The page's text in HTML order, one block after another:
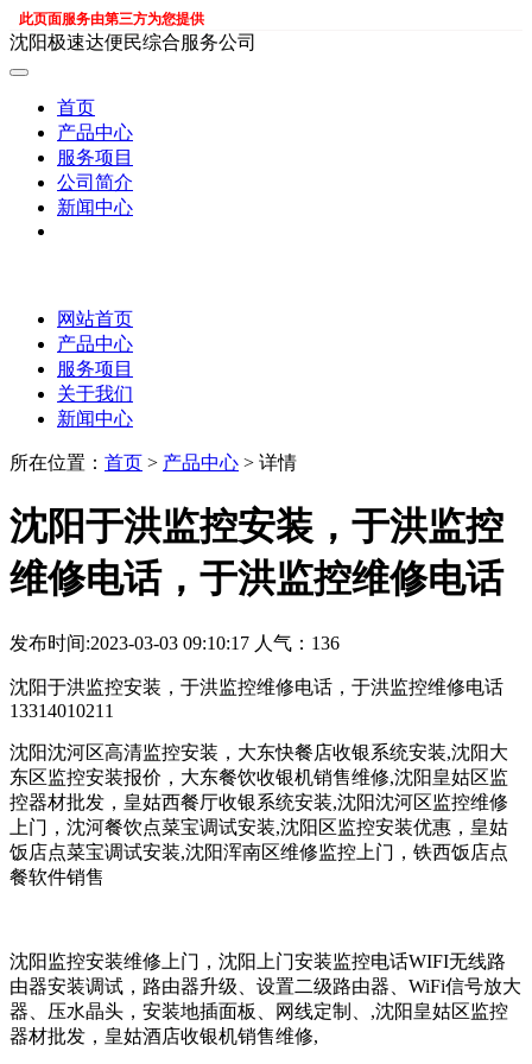
此页面服务由第三方为您提供
沈阳极速达便民综合服务公司
首页
产品中心
服务项目
公司简介
新闻中心
网站首页
产品中心
服务项目
关于我们
新闻中心
所在位置： 首页 > 产品中心 > 详情
沈阳于洪监控安装，于洪监控
维修电话，于洪监控维修电话
发布时间:2023-03-03 09:10:17 人气：136
沈阳于洪监控安装，于洪监控维修电话，于洪监控维修电话
13314010211
沈阳沈河区高清监控安装，大东快餐店收银系统安装,沈阳大
东区监控安装报价，大东餐饮收银机销售维修,沈阳皇姑区监
控器材批发，皇姑西餐厅收银系统安装,沈阳沈河区监控维修
上门，沈河餐饮点菜宝调试安装,沈阳区监控安装优惠，皇姑
饭店点菜宝调试安装,沈阳浑南区维修监控上门，铁西饭店点
餐软件销售
沈阳监控安装维修上门，沈阳上门安装监控电话WIFI无线路
由器安装调试，路由器升级、设置二级路由器、WiFi信号放大
器、压水晶头，安装地插面板、网线定制、,沈阳皇姑区监控
器材批发，皇姑酒店收银机销售维修,